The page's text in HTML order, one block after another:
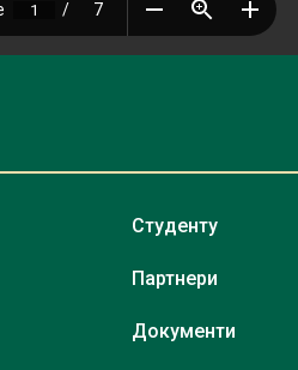
Студенту
Партнери
Документи